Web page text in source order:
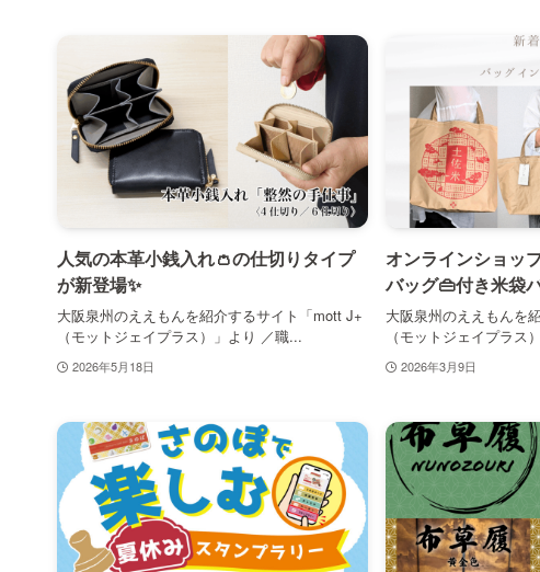
人気の本革小銭入れ👛の仕切りタイプ
が新登場✨
大阪泉州のええもんを紹介するサイト「mott J+
（モットジェイプラス）」より ／職...
2026年5月18日
オンラインショッ
バッグ👜付き米袋
大阪泉州のええもんを
（モットジェイプラス
2026年3月9日